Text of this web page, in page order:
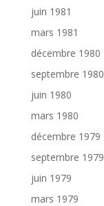
juin 1981
mars 1981
décembre 1980
septembre 1980
juin 1980
mars 1980
décembre 1979
septembre 1979
juin 1979
mars 1979